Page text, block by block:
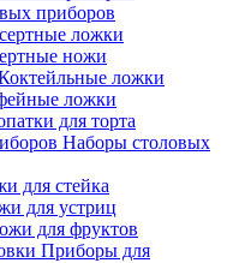
приборов
ложки
ножи
ложки
ложки
для торта
Наборы столовых
для стейка
для устриц
для фруктов
Приборы для